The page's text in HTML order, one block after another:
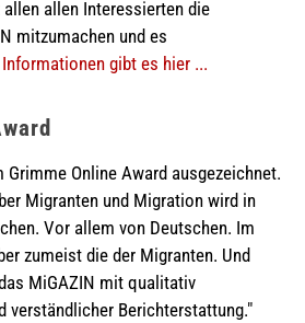
allen Interessierten die
mitzumachen und es
gibt es hier ...
Online Award ausgezeichnet.
Migranten und Migration wird in
Vor allem von Deutschen. Im
zumeist die der Migranten. Und
MiGAZIN mit qualitativ
verständlicher Berichterstattung."